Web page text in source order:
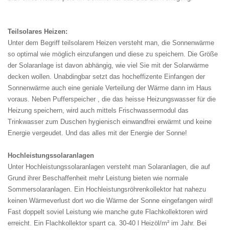
Teilsolares Heizen:
Unter dem Begriff teilsolarem Heizen versteht man, die Sonnenwärme
so optimal wie möglich einzufangen und diese zu speichern. Die Größe
der Solaranlage ist davon abhängig, wie viel Sie mit der Solarwärme
decken wollen. Unabdingbar setzt das hocheffizente Einfangen der
Sonnenwärme auch eine geniale Verteilung der Wärme dann im Haus
voraus. Neben Pufferspeicher , die das heisse Heizungswasser für die
Heizung speichern, wird auch mittels Frischwassermodul das
Trinkwasser zum Duschen hygienisch einwandfrei erwärmt und keine
Energie vergeudet. Und das alles mit der Energie der Sonne!
Hochleistungssolaranlagen
Unter Hochleistungssolaranlagen versteht man Solaranlagen, die auf
Grund ihrer Beschaffenheit mehr Leistung bieten wie normale
Sommersolaranlagen. Ein Hochleistungsröhrenkollektor hat nahezu
keinen Wärmeverlust dort wo die Wärme der Sonne eingefangen wird!
Fast doppelt soviel Leistung wie manche gute Flachkollektoren wird
erreicht. Ein Flachkollektor sparrt ca. 30-40 l Heizöl/m² im Jahr. Bei